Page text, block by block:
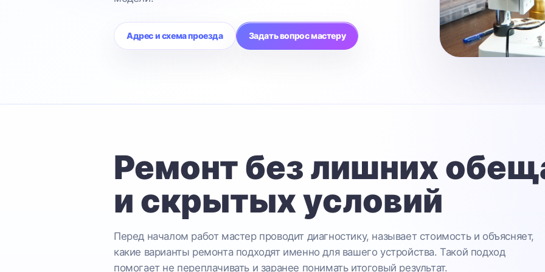
Адрес и схема проезда Задать вопрос мастеру
Ремонт без лишних
и скрытых условий
Перед началом работ мастер проводит диагностику, называет стоимость и объясняет,
какие варианты ремонта подходят именно для вашего устройства. Такой подход
помогает не переплачивать и заранее понимать итоговый результат.